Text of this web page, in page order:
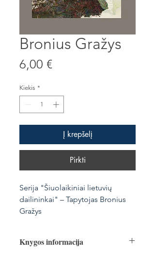
Bronius Gražys
6,00 €Price
Kiekis *
Į krepšelį
Pirkti
Serija "Šiuolaikiniai lietuvių
dailininkai" – Tapytojas Bronius
Gražys
Knygos informacija